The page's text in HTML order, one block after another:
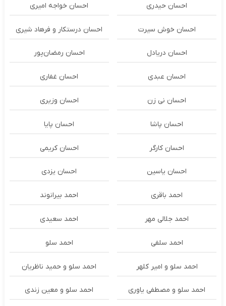
احسان حیدری احسان خواجه امیری
احسان خوش سیرت احسان درستكار و فرهاد شيرى
احسان دریادل احسان رمضان‌پور
احسان عبدی احسان غفاری
احسان نی زن احسان وزیری
احسان پاشا احسان پایا
احسان کارگر احسان کریمی
احسان یاسین احسان یزدی
احمد باقری احمد بیرانوند
احمد جلالی مهر احمد سعیدی
احمد سلفی احمد سلو
احمد سلو و امیر کلهر احمد سلو و حمید ناظریان
احمد سلو و مصطفی یاوری احمد سلو و معین زندی